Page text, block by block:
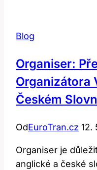
Blog
Organiser:
Organizátora
Českém
OdEuroTran.cz 12.
Organiser je
anglické a české